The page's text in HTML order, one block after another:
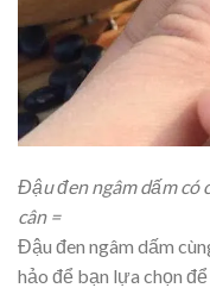
Đậu đen ngâm dấm có
cân =
Đậu đen ngâm dấm
hảo để bạn lựa chọn